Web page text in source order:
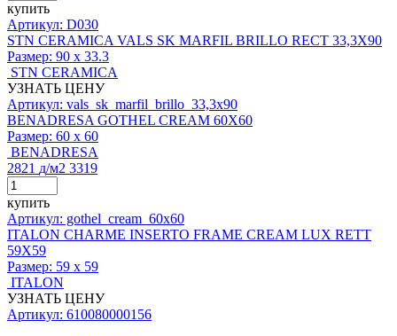
купить
Артикул: D030
STN CERAMICA VALS SK MARFIL BRILLO RECT 33,3X90
Размер: 90 x 33.3
STN CERAMICA
УЗНАТЬ ЦЕНУ
Артикул: vals_sk_marfil_brillo_33,3x90
BENADRESA GOTHEL CREAM 60X60
Размер: 60 x 60
BENADRESA
2821 д/м2 3319
купить
Артикул: gothel_cream_60x60
ITALON CHARME INSERTO FRAME CREAM LUX RETT
59X59
Размер: 59 x 59
ITALON
УЗНАТЬ ЦЕНУ
Артикул: 610080000156